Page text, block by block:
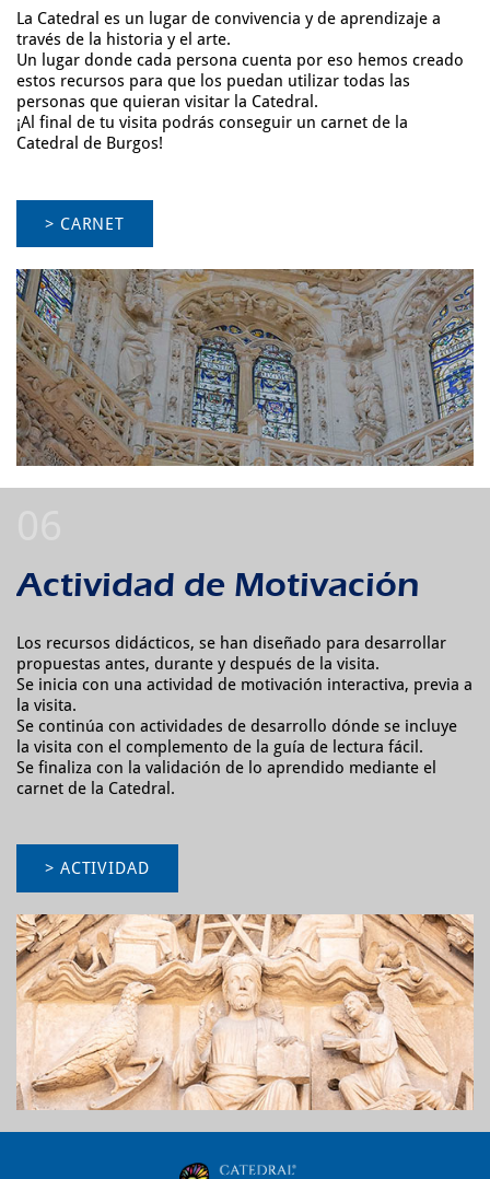
La Catedral es un lugar de convivencia y de aprendizaje a
través de la historia y el arte.
Un lugar donde cada persona cuenta por eso hemos creado
estos recursos para que los puedan utilizar todas las
personas que quieran visitar la Catedral.
¡Al final de tu visita podrás conseguir un carnet de la
Catedral de Burgos!
> CARNET
Actividad de Motivación
Los recursos didácticos, se han diseñado para desarrollar
propuestas antes, durante y después de la visita.
Se inicia con una actividad de motivación interactiva, previa a
la visita.
Se continúa con actividades de desarrollo dónde se incluye
la visita con el complemento de la guía de lectura fácil.
Se finaliza con la validación de lo aprendido mediante el
carnet de la Catedral.
> ACTIVIDAD